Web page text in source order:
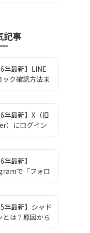
記事
年最新】LINE
ック確認方法ま
確認方法から注
年最新】X（旧
）にログイン
い原因と対処ガ
年最新】
で「フォロ
非公開」にする
全ガイド
年最新】シャド
とは？原因から
法・対策までを